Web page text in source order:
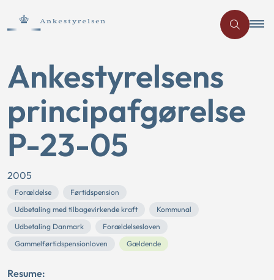
Ankestyrelsens
principafgørelse
P-23-05
2005
Forældelse
Førtidspension
Udbetaling med tilbagevirkende kraft
Kommunal
Udbetaling Danmark
Forældelsesloven
Gammelførtidspensionloven
Gældende
Resume: